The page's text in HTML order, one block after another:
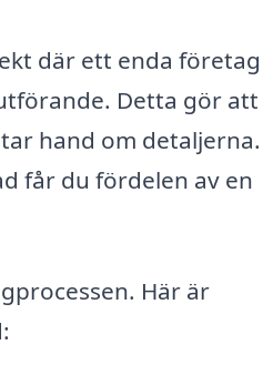
där ett enda företag
Detta gör att
hand om detaljerna.
får du fördelen av en
Här är